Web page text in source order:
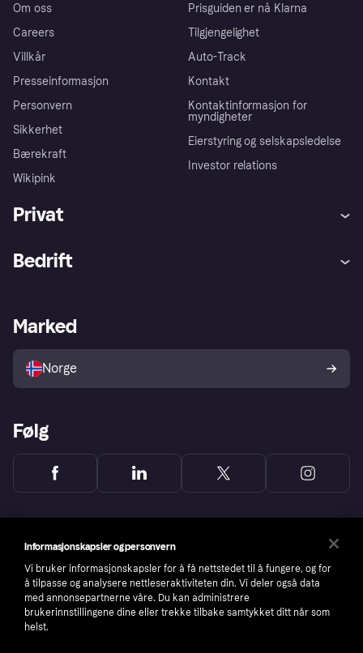
Om oss
Careers
Villkår
Presseinformasjon
Personvern
Sikkerhet
Bærekraft
Wikipink
Prisguiden er nå Klarna
Tilgjengelighet
Auto-Track
Kontakt
Kontaktinformasjon for
myndigheter
Eierstyring og selskapsledelse
Investor relations
Privat
Utforsk butikker
Bedrift
Merchant portal
Marked
Norge
Følg
Informasjonskapsler og personvern
Vi bruker informasjonskapsler for å få nettstedet til å fungere, og for
å tilpasse og analysere nettleseraktiviteten din. Vi deler også data
med annonsepartnerne våre. Du kan administrere
brukerinnstillingene dine eller trekke tilbake samtykket ditt når som
helst.